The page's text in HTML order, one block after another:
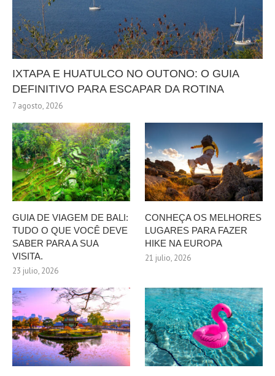
IXTAPA E HUATULCO NO OUTONO: O GUIA
DEFINITIVO PARA ESCAPAR DA ROTINA
7 agosto, 2026
GUIA DE VIAGEM DE BALI:
TUDO O QUE VOCÊ DEVE
SABER PARA A SUA
VISITA.
23 julio, 2026
CONHEÇA OS MELHORES
LUGARES PARA FAZER
HIKE NA EUROPA
21 julio, 2026